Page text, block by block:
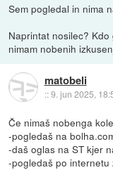
Sem pogledal in nima
Naprintat nosilec?
nimam nobenih
matobeli
::9. jun 2025,
Če nimaš nobenga
-pogledaš na
-daš oglas na ST kjer
-pogledaš po